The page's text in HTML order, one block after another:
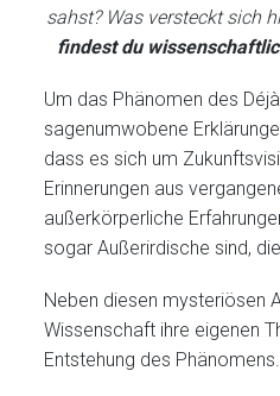
sahst? Was versteckt sich
findest du
Um das Phänomen des
sagenumwobene
dass es sich um
Erinnerungen aus
außerkörperliche
sogar Außerirdische sind,
Neben diesen mysteriösen
Wissenschaft ihre eigenen
Entstehung des Phänomens.